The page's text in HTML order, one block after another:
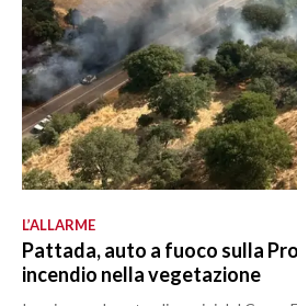
L’ALLARME
Pattada, auto a fuoco sulla
incendio nella vegetazione